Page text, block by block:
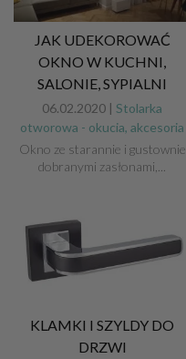
JAK UDEKOROWAĆ
OKNO W KUCHNI,
SALONIE, SYPIALNI
06.02.2020 | Stolarka
otworowa - okucia, akcesoria
Okno ze starannie i gustownie
dobranymi zasłonami,...
KLAMKI I SZYLDY DO
DRZWI